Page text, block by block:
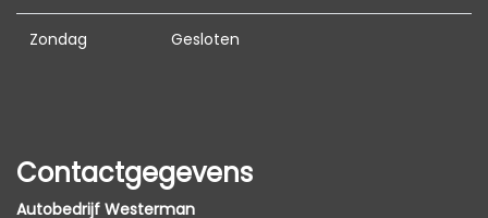
Microvezel bekleding
Middenarmsteun voor
Zondag Gesloten
Contactgegevens
Autobedrijf Westerman